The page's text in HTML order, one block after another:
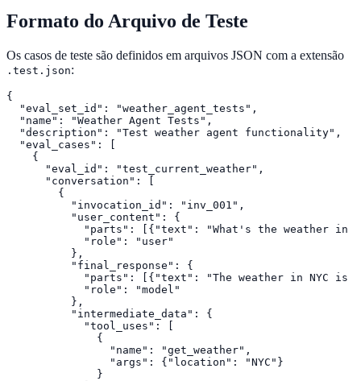
Formato do Arquivo de Teste
Os casos de teste são definidos em arquivos JSON com a extensão
.test.json:
{
  "eval_set_id": "weather_agent_tests",
  "name": "Weather Agent Tests",
  "description": "Test weather agent functionality",
  "eval_cases": [
    {
      "eval_id": "test_current_weather",
      "conversation": [
        {
          "invocation_id": "inv_001",
          "user_content": {
"parts": [{"text": "What's the weather in
            "role": "user"
          },
          "final_response": {
"parts": [{"text": "The weather in NYC is
            "role": "model"
          },
          "intermediate_data": {
            "tool_uses": [
              {
                "name": "get_weather",
                "args": {"location": "NYC"}
              }